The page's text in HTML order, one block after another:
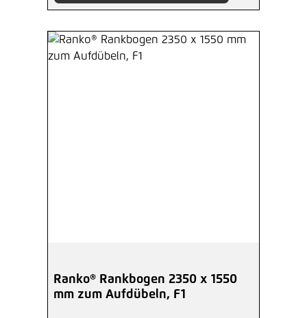
Ranko® Rankbogen 2350 x 1550
mm zum Aufdübeln, F1